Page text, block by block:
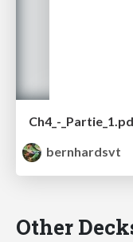
Ch4_-
bernhardsvt
Other